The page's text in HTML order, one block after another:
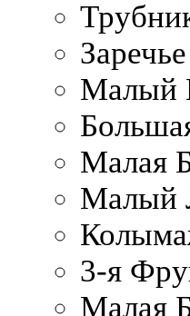
Малый
Малая
Малый
3-я
Малая